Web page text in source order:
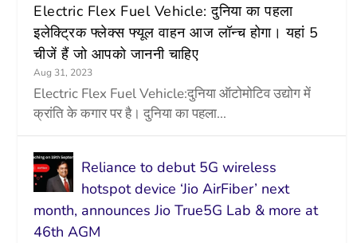
Electric Flex Fuel Vehicle: दुनिया का पहला
इलेक्ट्रिक फ्लेक्स फ्यूल वाहन आज लॉन्च होगा। यहां 5
चीजें हैं जो आपको जाननी चाहिए
Aug 31, 2023
Electric Flex Fuel Vehicle:दुनिया ऑटोमोटिव उद्योग में
क्रांति के कगार पर है। दुनिया का पहला...
Reliance to debut 5G wireless
hotspot device ‘Jio AirFiber’ next
month, announces Jio True5G Lab & more at
46th AGM